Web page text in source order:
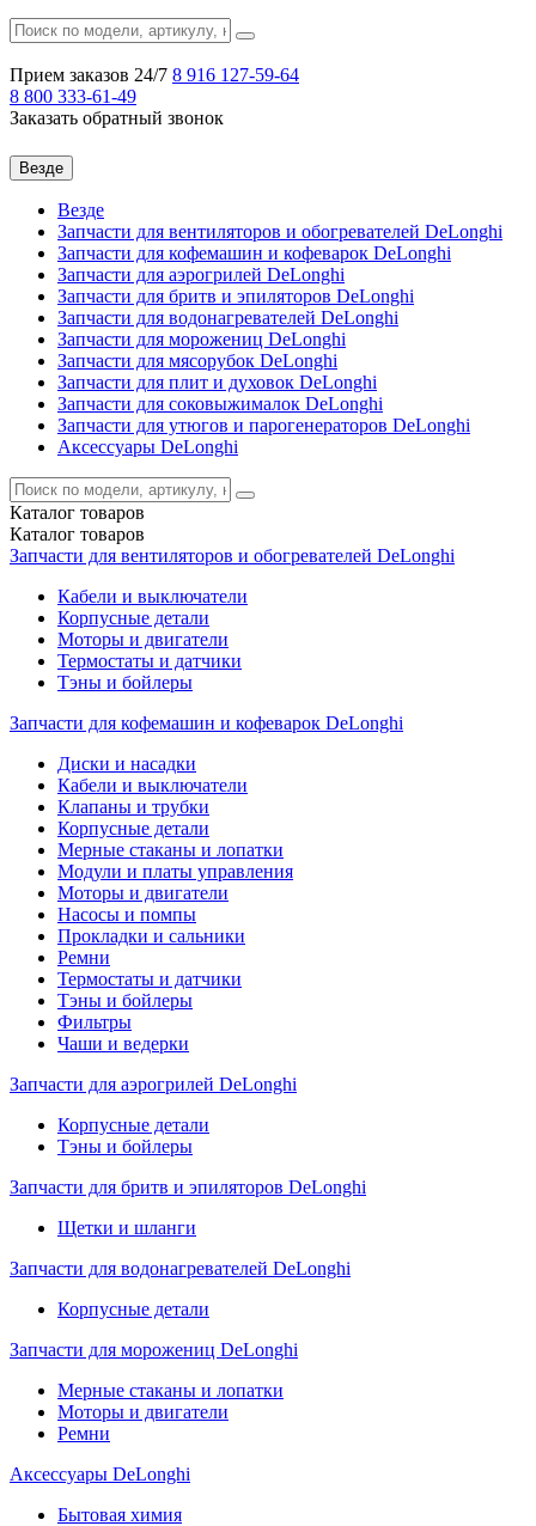
Прием заказов 24/7 8 916 127-59-64
8 800 333-61-49
Заказать обратный звонок
Везде
Везде
Запчасти для вентиляторов и обогревателей DeLonghi
Запчасти для кофемашин и кофеварок DeLonghi
Запчасти для аэрогрилей DeLonghi
Запчасти для бритв и эпиляторов DeLonghi
Запчасти для водонагревателей DeLonghi
Запчасти для морожениц DeLonghi
Запчасти для мясорубок DeLonghi
Запчасти для плит и духовок DeLonghi
Запчасти для соковыжималок DeLonghi
Запчасти для утюгов и парогенераторов DeLonghi
Аксессуары DeLonghi
Каталог товаров
Каталог товаров
Запчасти для вентиляторов и обогревателей DeLonghi
Кабели и выключатели
Корпусные детали
Моторы и двигатели
Термостаты и датчики
Тэны и бойлеры
Запчасти для кофемашин и кофеварок DeLonghi
Диски и насадки
Кабели и выключатели
Клапаны и трубки
Корпусные детали
Мерные стаканы и лопатки
Модули и платы управления
Моторы и двигатели
Насосы и помпы
Прокладки и сальники
Ремни
Термостаты и датчики
Тэны и бойлеры
Фильтры
Чаши и ведерки
Запчасти для аэрогрилей DeLonghi
Корпусные детали
Тэны и бойлеры
Запчасти для бритв и эпиляторов DeLonghi
Щетки и шланги
Запчасти для водонагревателей DeLonghi
Корпусные детали
Запчасти для морожениц DeLonghi
Мерные стаканы и лопатки
Моторы и двигатели
Ремни
Аксессуары DeLonghi
Бытовая химия